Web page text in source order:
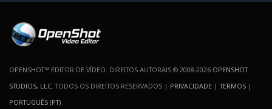
OPENSHOT™ EDITOR DE VÍDEO. DIREITOS AUTORAIS © 2008-2026 OPENSHOT
STUDIOS, LLC . TODOS OS DIREITOS RESERVADOS | PRIVACIDADE |TERMOS |
PORTUGUÊS (PT)